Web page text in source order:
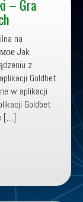
– Gra
na
Jak
z
Goldbet
w aplikacji
Goldbet
[…]